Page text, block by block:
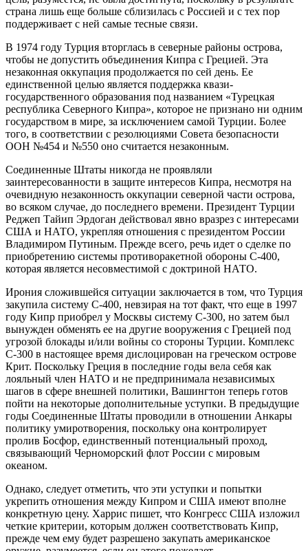
страна лишь еще больше сблизилась с Россией и с тех пор
поддерживает с ней самые тесные связи.
В 1974 году Турция вторглась в северные районы острова,
чтобы не допустить объединения Кипра с Грецией. Эта
незаконная оккупация продолжается по сей день. Ее
единственной целью является поддержка квази-
государственного образования под названием «Турецкая
республика Северного Кипра», которое не признано ни одним
государством в мире, за исключением самой Турции. Более
того, в соответствии с резолюциями Совета безопасности
ООН №454 и №550 оно считается незаконным.
Соединенные Штаты никогда не проявляли
заинтересованности в защите интересов Кипра, несмотря на
очевидную незаконность оккупации северной части острова,
во всяком случае, до последнего времени. Президент Турции
Реджеп Тайип Эрдоган действовал явно вразрез с интересами
США и НАТО, укрепляя отношения с президентом России
Владимиром Путиным. Прежде всего, речь идет о сделке по
приобретению системы противоракетной обороны С-400,
которая является несовместимой с доктриной НАТО.
Ирония сложившейся ситуации заключается в том, что Турция
закупила систему С-400, невзирая на тот факт, что еще в 1997
году Кипр приобрел у Москвы систему С-300, но затем был
вынужден обменять ее на другие вооружения с Грецией под
угрозой блокады и/или войны со стороны Турции. Комплекс
С-300 в настоящее время дислоцирован на греческом острове
Крит. Поскольку Греция в последние годы вела себя как
лояльный член НАТО и не предпринимала независимых
шагов в сфере внешней политики, Вашингтон теперь готов
пойти на некоторые дополнительные уступки. В предыдущие
годы Соединенные Штаты проводили в отношении Анкары
политику умиротворения, поскольку она контролирует
пролив Босфор, единственный потенциальный проход,
связывающий Черноморский флот России с мировым
океаном.
Однако, следует отметить, что эти уступки и попытки
укрепить отношения между Кипром и США имеют вполне
конкретную цену. Харрис пишет, что Конгресс США изложил
четкие критерии, которым должен соответствовать Кипр,
прежде чем ему будет разрешено закупать американское